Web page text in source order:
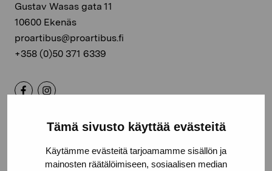
Tämä sivusto käyttää evästeitä
Käytämme evästeitä tarjoamamme sisällön ja
mainosten räätälöimiseen, sosiaalisen median
Gustav Wasas gata 11
10600 Ekenäs
proartibus@proartibus.fi
+358 (0)50 371 6339
Kontakta oss